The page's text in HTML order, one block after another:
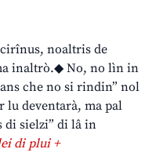
noaltris de
inaltrò.◆ No, no lìn in
che no si rindin” nol
lu deventarà, ma pal
di sielzi” di lâ in
di plui +